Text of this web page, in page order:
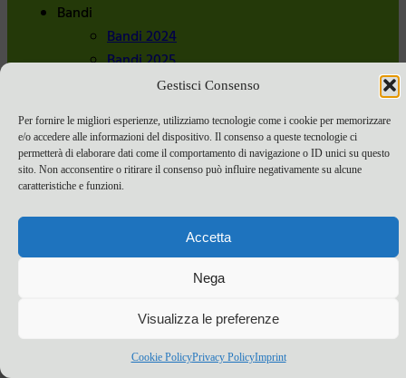
Gestisci Consenso
Per fornire le migliori esperienze, utilizziamo tecnologie come i cookie per memorizzare
e/o accedere alle informazioni del dispositivo. Il consenso a queste tecnologie ci
permetterà di elaborare dati come il comportamento di navigazione o ID unici su questo
sito. Non acconsentire o ritirare il consenso può influire negativamente su alcune
caratteristiche e funzioni.
Accetta
Nega
Visualizza le preferenze
Cookie PolicyPrivacy PolicyImprint
Bandi
Bandi 2024
Bandi 2025